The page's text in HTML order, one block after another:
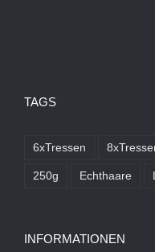
TAGS
6xTressen
250g Echthaare
INFORMATIONEN